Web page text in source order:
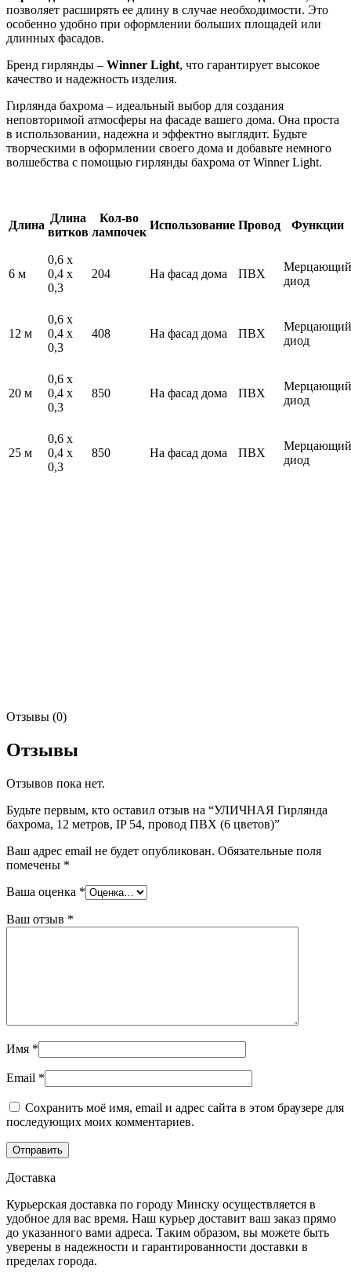
позволяет расширять ее длину в случае необходимости. Это
особенно удобно при оформлении больших площадей или
длинных фасадов.
Бренд гирлянды – Winner Light, что гарантирует высокое
качество и надежность изделия.
Гирлянда бахрома – идеальный выбор для создания
неповторимой атмосферы на фасаде вашего дома. Она проста
в использовании, надежна и эффектно выглядит. Будьте
творческими в оформлении своего дома и добавьте немного
волшебства с помощью гирлянды бахрома от Winner Light.
Длина
Длина
витков
Кол-во
лампочек
Использование Провод Функции
6 м
0,6 х
0,4 х
0,3
204 На фасад дома ПВХ
Мерцающий
диод
12 м
0,6 х
0,4 х
0,3
408 На фасад дома ПВХ
Мерцающий
диод
20 м
0,6 х
0,4 х
0,3
850 На фасад дома ПВХ
Мерцающий
диод
25 м
0,6 х
0,4 х
0,3
850 На фасад дома ПВХ
Мерцающий
диод
Отзывы (0)
Отзывы
Отзывов пока нет.
Будьте первым, кто оставил отзыв на “УЛИЧНАЯ Гирлянда
бахрома, 12 метров, IP 54, провод ПВХ (6 цветов)”
Ваш адрес email не будет опубликован. Обязательные поля
помечены *
Ваша оценка *
Ваш отзыв *
Имя *
Email *
Сохранить моё имя, email и адрес сайта в этом браузере для
последующих моих комментариев.
Доставка
Курьерская доставка по городу Минску осуществляется в
удобное для вас время. Наш курьер доставит ваш заказ прямо
до указанного вами адреса. Таким образом, вы можете быть
уверены в надежности и гарантированности доставки в
пределах города.